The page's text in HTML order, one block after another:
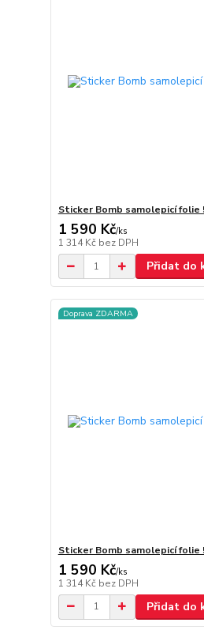
Sticker Bomb samolepicí folie
1 590 Kč/ks
1 314 Kč bez DPH
Přidat do
Doprava ZDARMA
Sticker Bomb samolepicí folie
1 590 Kč/ks
1 314 Kč bez DPH
Přidat do